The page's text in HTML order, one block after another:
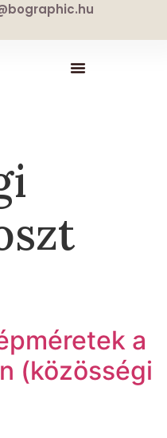
a
(közösségi